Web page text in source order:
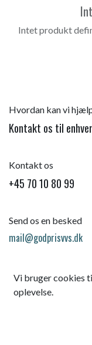
Intet produkt
Hvordan kan vi
Kontakt os til
Kontakt os
+45 70 10 80 99
Send os en besked
mail@godprisvvs.dk
Vi bruger cookies
oplevelse.